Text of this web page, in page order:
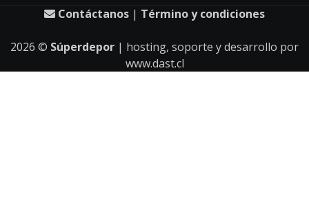
Contáctanos | Término y condiciones
2026 © Súperdepor | hosting, soporte y desarrollo por
www.dast.cl